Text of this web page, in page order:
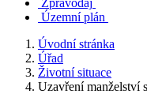
Zpravodaj
Územní plán
Úvodní stránka
Úřad
Životní situace
Uzavření manželství